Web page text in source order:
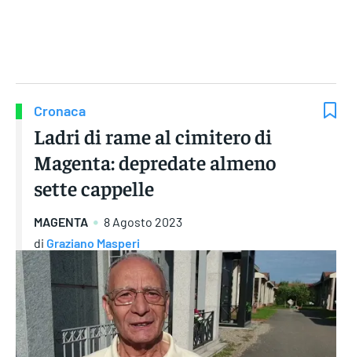
Cronaca
Ladri di rame al cimitero di
Magenta: depredate almeno
sette cappelle
MAGENTA
8 Agosto 2023
di Graziano Masperi